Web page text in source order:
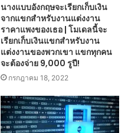
นางแบบอังกฤษจะเรียกเก็บเงิน
จากแขกสำหรับงานแต่งงาน
ราคาแพงของเธอ | โมเดลนี้จะ
เรียกเก็บเงินแขกสำหรับงาน
แต่งงานของพวกเขา แขกทุกคน
จะต้องจ่าย 9,000 รูปี!
กรกฎาคม 18, 2022